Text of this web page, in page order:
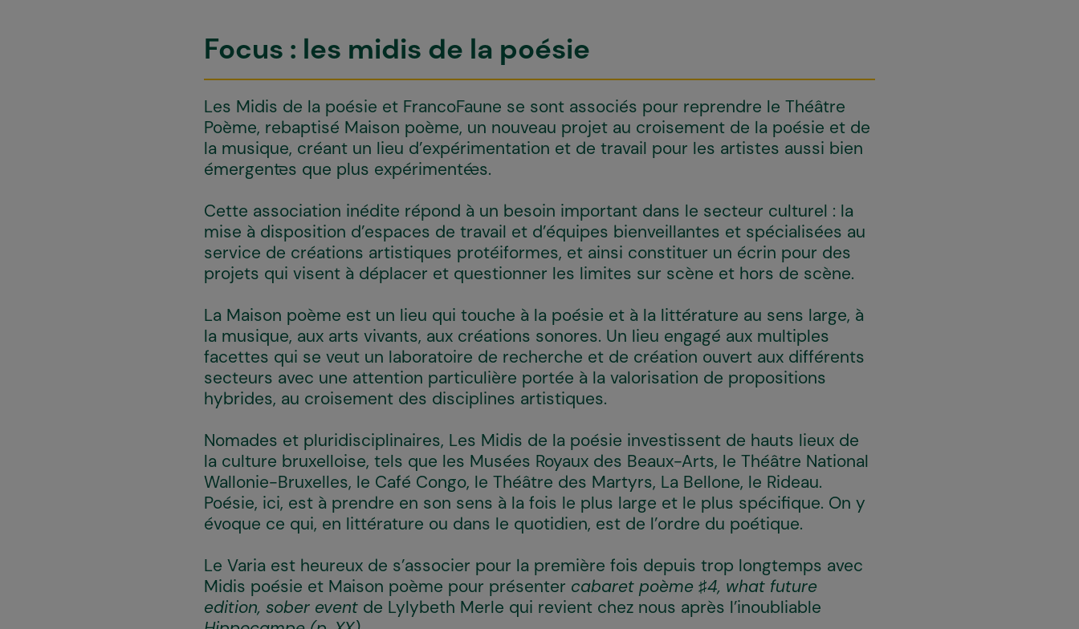
Focus : les midis de la poésie
Les Midis de la poésie et FrancoFaune se sont associés pour reprendre le Théâtre
Poème, rebaptisé Maison poème, un nouveau projet au croisement de la poésie et de
la musique, créant un lieu d’expérimentation et de travail pour les artistes aussi bien
émergent·es que plus expérimenté·es.
Cette association inédite répond à un besoin important dans le secteur culturel : la
mise à disposition d’espaces de travail et d’équipes bienveillantes et spécialisées au
service de créations artistiques protéiformes, et ainsi constituer un écrin pour des
projets qui visent à déplacer et questionner les limites sur scène et hors de scène.
La Maison poème est un lieu qui touche à la poésie et à la littérature au sens large, à
la musique, aux arts vivants, aux créations sonores. Un lieu engagé aux multiples
facettes qui se veut un laboratoire de recherche et de création ouvert aux différents
secteurs avec une attention particulière portée à la valorisation de propositions
hybrides, au croisement des disciplines artistiques.
Nomades et pluridisciplinaires, Les Midis de la poésie investissent de hauts lieux de
la culture bruxelloise, tels que les Musées Royaux des Beaux-Arts, le Théâtre National
Wallonie-Bruxelles, le Café Congo, le Théâtre des Martyrs, La Bellone, le Rideau.
Poésie, ici, est à prendre en son sens à la fois le plus large et le plus spécifique. On y
évoque ce qui, en littérature ou dans le quotidien, est de l’ordre du poétique.
Le Varia est heureux de s’associer pour la première fois depuis trop longtemps avec
Midis poésie et Maison poème pour présenter cabaret poème ♯4, what future
edition, sober event de Lylybeth Merle qui revient chez nous après l’inoubliable